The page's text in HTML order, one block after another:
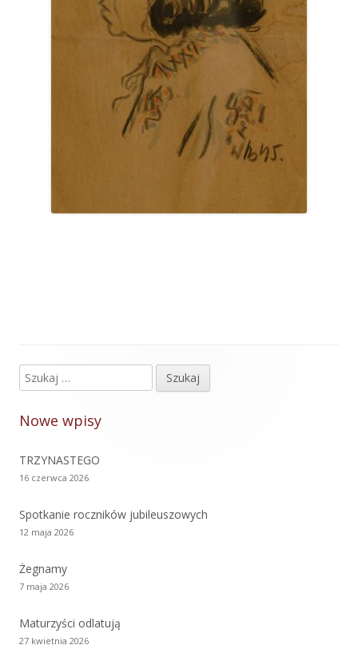
Główny
panel
boczny
Szukaj:
Nowe wpisy
TRZYNASTEGO
16 czerwca 2026
Spotkanie roczników jubileuszowych
12 maja 2026
Żegnamy
7 maja 2026
Maturzyści odlatują
27 kwietnia 2026